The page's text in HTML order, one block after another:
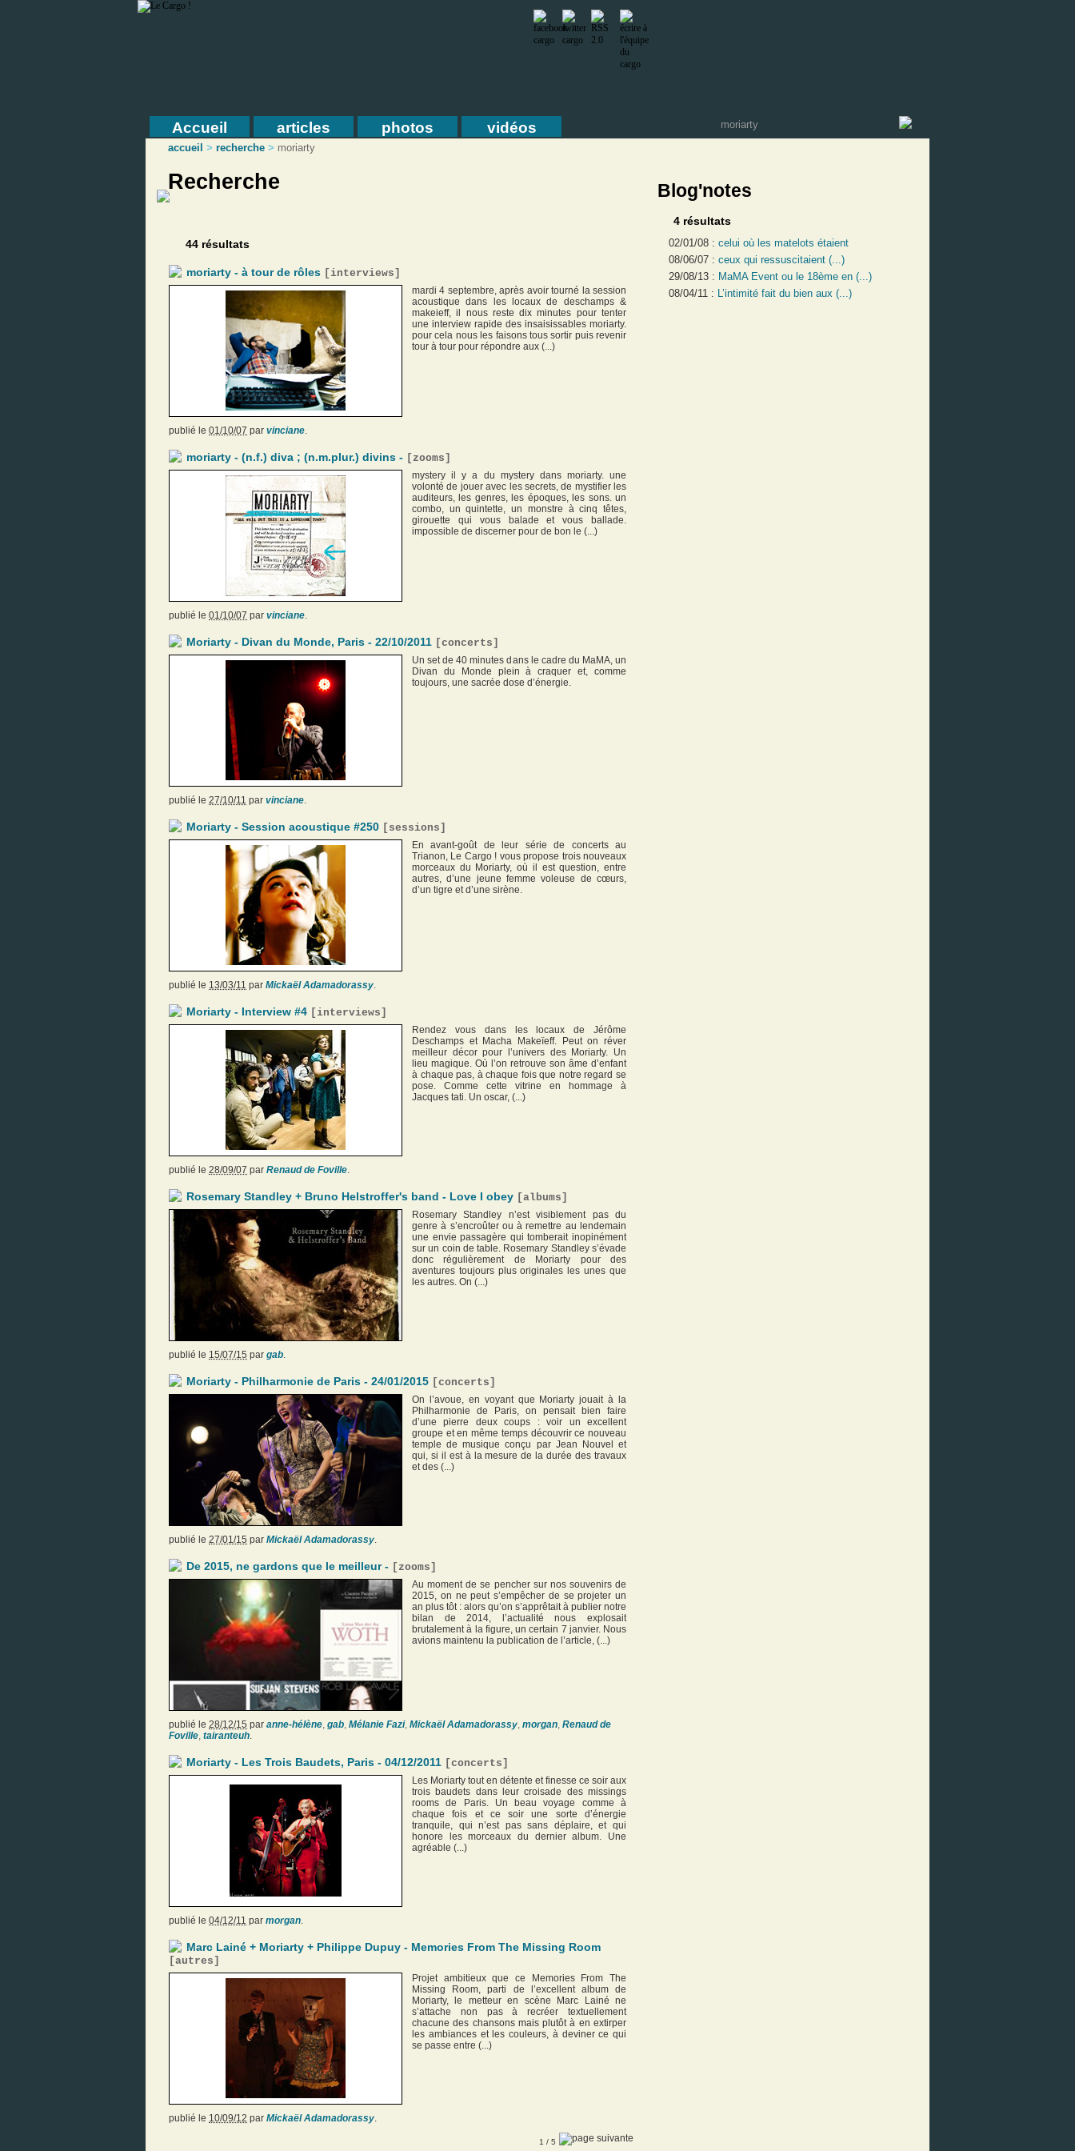
Accueil articles photos vidéos
accueil > recherche > moriarty
Recherche
44 résultats
moriarty - à tour de rôles [interviews ]
mardi 4 septembre, après avoir tourné la session
acoustique dans les locaux de deschamps &
makeieff, il nous reste dix minutes pour tenter
une interview rapide des insaisissables moriarty.
pour cela nous les faisons tous sortir puis revenir
tour à tour pour répondre aux (...)
publié le 01/10/07 par vinciane.
moriarty - (n.f.) diva ; (n.m.plur.) divins - [ zooms ]
mystery il y a du mystery dans moriarty. une
volonté de jouer avec les secrets, de mystifier les
auditeurs, les genres, les époques, les sons. un
combo, un quintette, un monstre à cinq têtes,
girouette qui vous balade et vous ballade.
impossible de discerner pour de bon le (...)
publié le 01/10/07 par vinciane.
Moriarty - Divan du Monde, Paris - 22/10/2011 [concerts ]
Un set de 40 minutes dans le cadre du MaMA, un
Divan du Monde plein à craquer et, comme
toujours, une sacrée dose d’énergie.
publié le 27/10/11 par vinciane.
Moriarty - Session acoustique #250 [ sessions ]
En avant-goût de leur série de concerts au
Trianon, Le Cargo ! vous propose trois nouveaux
morceaux du Moriarty, où il est question, entre
autres, d’une jeune femme voleuse de cœurs,
d’un tigre et d’une sirène.
publié le 13/03/11 par Mickaël Adamadorassy.
Moriarty - Interview #4 [interviews ]
Rendez vous dans les locaux de Jérôme
Deschamps et Macha Makeïeff. Peut on réver
meilleur décor pour l’univers des Moriarty. Un
lieu magique. Où l’on retrouve son âme d’enfant
à chaque pas, à chaque fois que notre regard se
pose. Comme cette vitrine en hommage à
Jacques tati. Un oscar, (...)
publié le 28/09/07 par Renaud de Foville.
Rosemary Standley + Bruno Helstroffer's band - Love I obey [albums ]
Rosemary Standley n’est visiblement pas du
genre à s’encroûter ou à remettre au lendemain
une envie passagère qui tomberait inopinément
sur un coin de table. Rosemary Standley s’évade
donc régulièrement de Moriarty pour des
aventures toujours plus originales les unes que
les autres. On (...)
publié le 15/07/15 par gab.
Moriarty - Philharmonie de Paris - 24/01/2015 [concerts ]
On l’avoue, en voyant que Moriarty jouait à la
Philharmonie de Paris, on pensait bien faire
d’une pierre deux coups : voir un excellent
groupe et en même temps découvrir ce nouveau
temple de musique conçu par Jean Nouvel et
qui, si il est à la mesure de la durée des travaux
et des (...)
publié le 27/01/15 par Mickaël Adamadorassy.
De 2015, ne gardons que le meilleur - [ zooms ]
Au moment de se pencher sur nos souvenirs de
2015, on ne peut s’empêcher de se projeter un
an plus tôt : alors qu’on s’apprêtait à publier notre
bilan de 2014, l’actualité nous explosait
brutalement à la figure, un certain 7 janvier. Nous
avions maintenu la publication de l’article, (...)
publié le 28/12/15 par anne-hélène, gab, Mélanie Fazi, Mickaël Adamadorassy, morgan, Renaud de
Foville, tairanteuh.
Moriarty - Les Trois Baudets, Paris - 04/12/2011 [concerts ]
Les Moriarty tout en détente et finesse ce soir aux
trois baudets dans leur croisade des missings
rooms de Paris. Un beau voyage comme à
chaque fois et ce soir une sorte d’énergie
tranquile, qui n’est pas sans déplaire, et qui
honore les morceaux du dernier album. Une
agréable (...)
publié le 04/12/11 par morgan.
Marc Lainé + Moriarty + Philippe Dupuy - Memories From The Missing Room
[autres ]
Projet ambitieux que ce Memories From The
Missing Room, parti de l’excellent album de
Moriarty, le metteur en scène Marc Lainé ne
s’attache non pas à recréer textuellement
chacune des chansons mais plutôt à en extirper
les ambiances et les couleurs, à deviner ce qui
se passe entre (...)
publié le 10/09/12 par Mickaël Adamadorassy.
1 / 5
Blog'notes
4 résultats
02/01/08 : celui où les matelots étaient
08/06/07 : ceux qui ressuscitaient (...)
29/08/13 : MaMA Event ou le 18ème en (...)
08/04/11 : L’intimité fait du bien aux (...)